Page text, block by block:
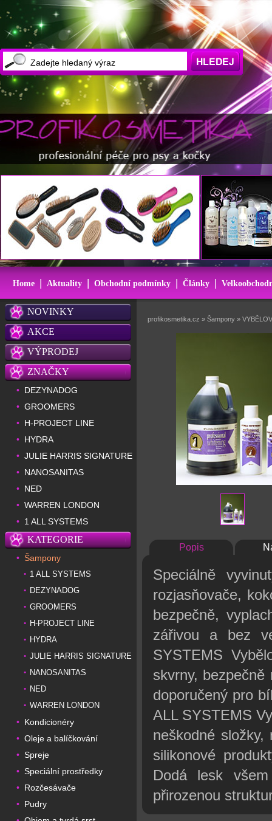
Home | Aktuality | Obchodní podmínky | Články |
NOVINKY
AKCE
VÝPRODEJ
ZNAČKY
• DEZYNADOG
• GROOMERS
• H-PROJECT LINE
• HYDRA
• JULIE HARRIS SIGNATURE
• NANOSANITAS
• NED
• WARREN LONDON
• 1 ALL SYSTEMS
KATEGORIE
• Šampony
• 1 ALL SYSTEMS
• DEZYNADOG
• GROOMERS
• H-PROJECT LINE
• HYDRA
• JULIE HARRIS SIGNATURE
• NANOSANITAS
• NED
• WARREN LONDON
• Kondicionéry
• Oleje a balíčkování
• Spreje
• Speciální prostředky
• Rozčesávače
• Pudry
profikosmetika.cz » Šampony »
Popis
Speciálně
rozjasňovače,
bezpečně,
zářivou a bez
SYSTEMS
skvrny,
doporučený pro
ALL SYSTEMS
neškodné složky,
silikonové
Dodá lesk
přirozenou